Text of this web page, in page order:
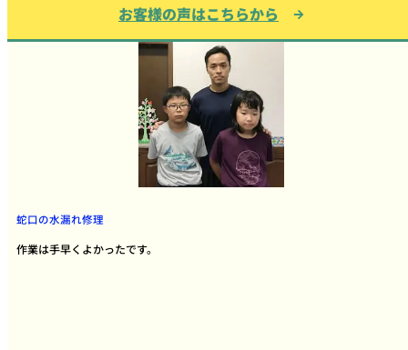
お客様の声はこちらから
蛇口の水漏れ修理
作業は手早くよかったです。